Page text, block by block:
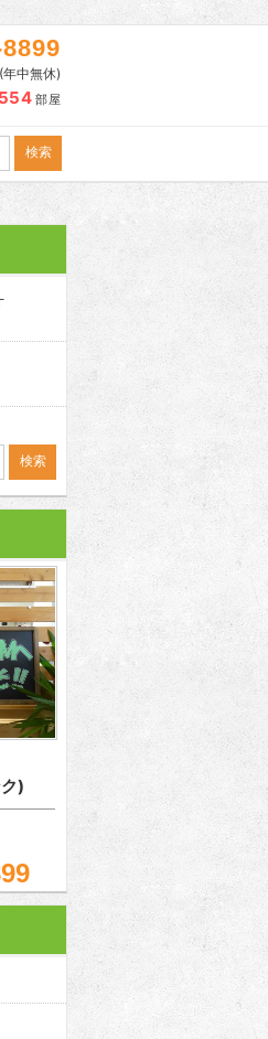
中無休)
部屋
)